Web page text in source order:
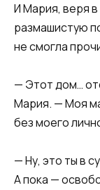
И Мария, веря
размашистую
не смогла
— Этот дом…
Мария. — Моя
без моего
— Ну, это ты в
А пока —